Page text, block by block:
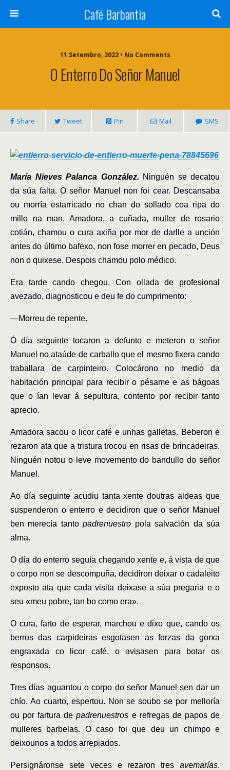
Café Barbantia
11 Setembro, 2022 • No Comments
O Enterro Do Señor Manuel
Share Tweet Pin Mail SMS
María Nieves Palanca González. Ninguén se decatou
da súa falta. O señor Manuel non foi cear. Descansaba
ou morría estarricado no chan do sollado coa ripa do
millo na man. Amadora, a cuñada, muller de rosario
cotián, chamou o cura axiña por mor de darlle a unción
antes do último bafexo, non fose morrer en pecado, Deus
non o quixese. Despois chamou polo médico.
Era tarde cando chegou. Con ollada de profesional
avezado, diagnosticou e deu fe do cumprimento:
―Morreu de repente.
Ó día seguinte tocaron a defunto e meteron o señor
Manuel no ataúde de carballo que el mesmo fixera cando
traballara de carpinteiro. Colocárono no medio da
habitación principal para recibir o pésame e as bágoas
que o ían levar á sepultura, contento por recibir tanto
aprecio.
Amadora sacou o licor café e unhas galletas. Beberon e
rezaron ata que a tristura trocou en risas de brincadeiras.
Ninguén notou o leve movemento do bandullo do señor
Manuel.
Ao día seguinte acudiu tanta xente doutras aldeas que
suspenderon o enterro e decidiron que o señor Manuel
ben merecía tantopadrenuestro pola salvación da súa
alma.
O día do enterro seguía chegando xente e, á vista de que
o corpo non se descompuña, decidiron deixar o cadaleito
exposto ata que cada visita deixase a súa pregaria e o
seu «meu pobre, tan bo como era».
O cura, farto de esperar, marchou e dixo que, cando os
berros das carpideiras esgotasen as forzas da gorxa
engraxada co licor café, o avisasen para botar os
responsos.
Tres días aguantou o corpo do señor Manuel sen dar un
chío. Ao cuarto, espertou. Non se soubo se por melloría
ou por fartura depadrenuestros e refregas de papos de
mulleres barbelas. O caso foi que deu un chimpo e
deixounos a todos arrepiados.
Persignáronse sete veces e rezaron tres avemarías.